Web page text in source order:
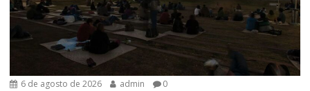
6 de agosto de 2026 admin 0